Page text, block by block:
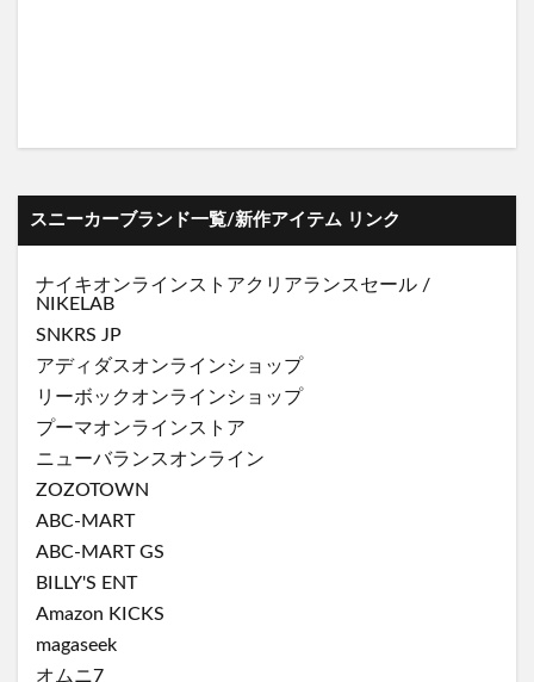
スニーカーブランド一覧/新作アイテム リンク
ナイキオンラインストアクリアランスセール /
NIKELAB
SNKRS JP
アディダスオンラインショップ
リーボックオンラインショップ
プーマオンラインストア
ニューバランスオンライン
ZOZOTOWN
ABC-MART
ABC-MART GS
BILLY'S ENT
Amazon KICKS
magaseek
オムニ7